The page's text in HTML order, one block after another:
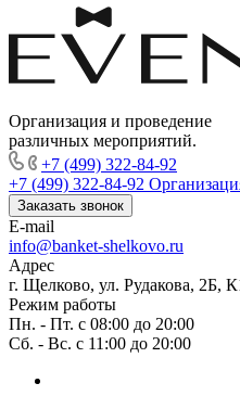
Организация и проведение
различных мероприятий.
+7 (499) 322-84-92
+7 (499) 322-84-92
Заказать звонок
E-mail
info@banket-shelkovo.ru
Адрес
г. Щелково, ул. Рудакова, 2Б,
Режим работы
Пн. - Пт. с 08:00 до 20:00
Сб. - Вс. с 11:00 до 20:00